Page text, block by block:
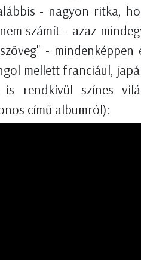
- nagyon ritka,
számít - azaz
- mindenképpen
mellett franciául,
is rendkívül színes
című albumról):